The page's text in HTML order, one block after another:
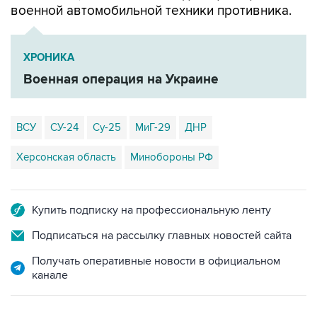
военной автомобильной техники противника.
ХРОНИКА
Военная операция на Украине
ВСУ СУ-24 Су-25 МиГ-29 ДНР
Херсонская область Минобороны РФ
Купить подписку на профессиональную ленту
Подписаться на рассылку главных новостей сайта
Получать оперативные новости в официальном
канале